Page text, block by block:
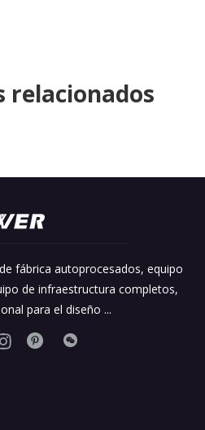
relacionados
fábrica autoprocesados, equipo
de infraestructura completos,
para el diseño ...